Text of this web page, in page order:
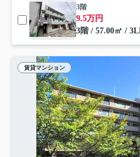
3階
9.5万円
3階 / 57.00㎡ /
賃貸マンション